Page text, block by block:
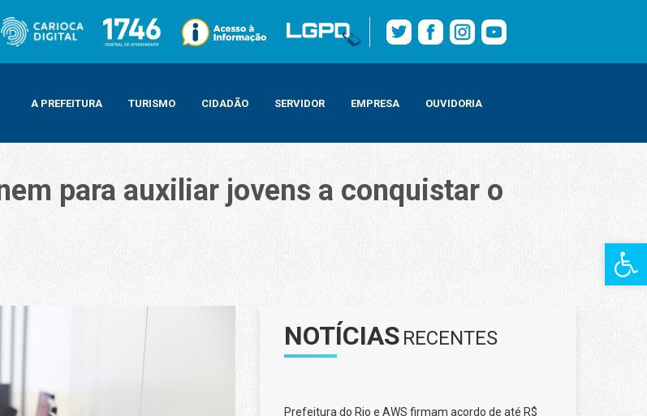
Barra de
A PREFEITURA TURISMO CIDADÃO SERVIDOR EMPRESA OUVIDORIA
para auxiliar jovens a conquistar o
jovens a conquistar o diploma do Ensino Médio
NOTÍCIAS RECENTES
Prefeitura do Rio e AWS firmam acordo de até R$